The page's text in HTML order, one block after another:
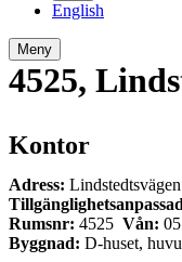
English
Meny
4525,
Kontor
Adress:
Rumsnr: 4525 Vån: 05
Byggnad: D-huset,